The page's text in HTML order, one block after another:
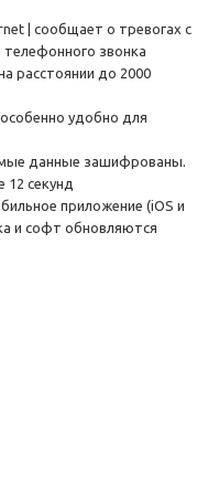
| сообщает о тревогах с
звонка
расстоянии до 2000
удобно для
данные зашифрованы.
секунд
приложение (iOS и
и софт обновляются